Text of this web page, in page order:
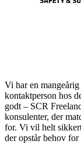
Vi har en
kontaktperson hos
godt – SCR
konsulenter, der
for. Vi vil helt
der opstår behov